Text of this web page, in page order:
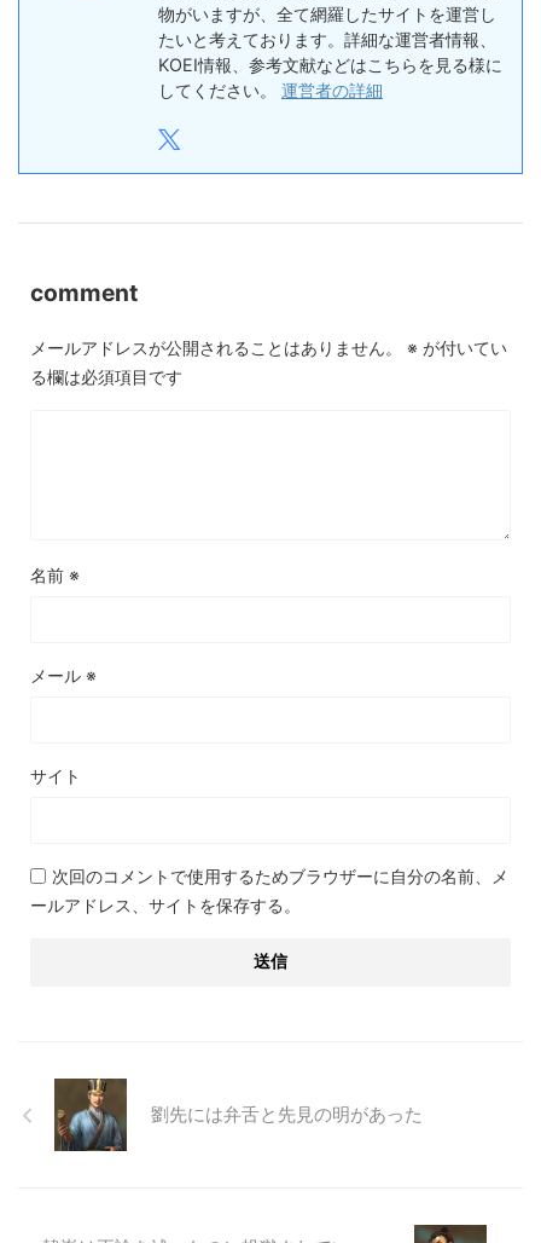
物がいますが、全て網羅したサイトを運営し
たいと考えております。詳細な運営者情報、
KOEI情報、参考文献などはこちらを見る様に
してください。 運営者の詳細
comment
メールアドレスが公開されることはありません。 ※ が付いてい
る欄は必須項目です
名前 ※
メール ※
サイト
次回のコメントで使用するためブラウザーに自分の名前、メ
ールアドレス、サイトを保存する。
劉先には弁舌と先見の明があった